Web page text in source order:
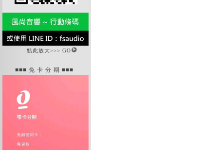
點此放大>>> GO
■■■ 免 卡 分 期 ■■■